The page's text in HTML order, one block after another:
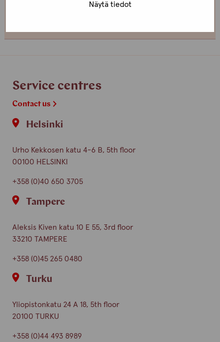
Näytä tiedot
Service centres
Contact us
Helsinki
Urho Kekkosen katu 4-6 B, 5th floor
00100 HELSINKI
+358 (0)40 650 3705
Tampere
Aleksis Kiven katu 10 E 55, 3rd floor
33210 TAMPERE
+358 (0)45 265 0480
Turku
Yliopistonkatu 24 A 18, 5th floor
20100 TURKU
+358 (0)44 493 8989